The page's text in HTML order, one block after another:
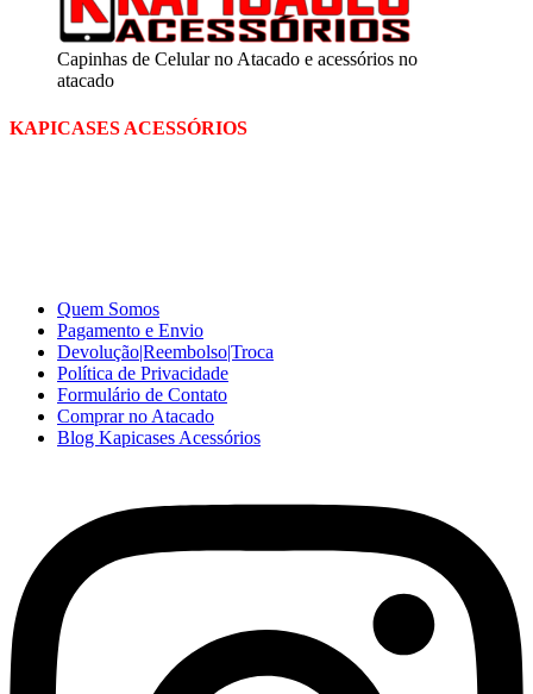
Capinhas de Celular no Atacado e acessórios no
atacado
KAPICASES ACESSÓRIOS
Quem Somos
Pagamento e Envio
Devolução|Reembolso|Troca
Política de Privacidade
Formulário de Contato
Comprar no Atacado
Blog Kapicases Acessórios